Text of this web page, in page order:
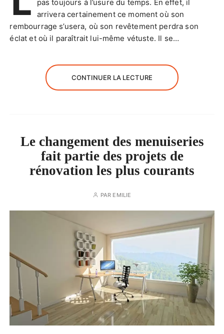
pas toujours à l’usure du temps. En effet, il
arrivera certainement ce moment où son
rembourrage s’usera, où son revêtement perdra son
éclat et où il paraîtrait lui-même vétuste. Il se…
CONTINUER LA LECTURE
Le changement des menuiseries
fait partie des projets de
rénovation les plus courants
PAR EMILIE